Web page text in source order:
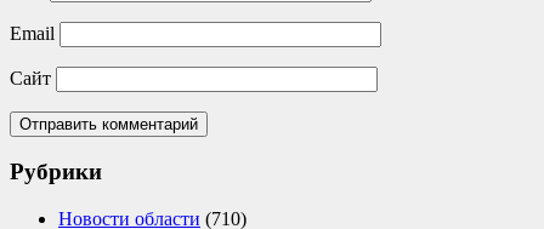
Email
Сайт
Рубрики
Новости области (710)